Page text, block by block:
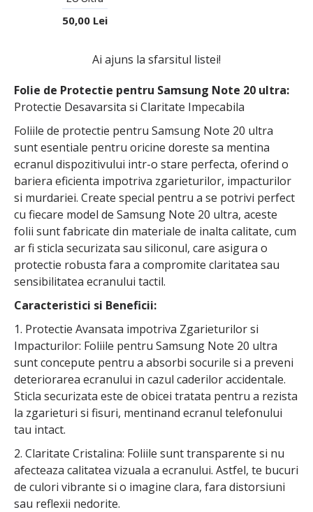
Folie de Protectie pentru Samsung Note 20 ultra:
Protectie Desavarsita si Claritate Impecabila
Foliile de protectie pentru Samsung Note 20 ultra
sunt esentiale pentru oricine doreste sa mentina
ecranul dispozitivului intr-o stare perfecta, oferind o
bariera eficienta impotriva zgarieturilor, impacturilor
si murdariei. Create special pentru a se potrivi perfect
cu fiecare model de Samsung Note 20 ultra, aceste
folii sunt fabricate din materiale de inalta calitate, cum
ar fi sticla securizata sau siliconul, care asigura o
protectie robusta fara a compromite claritatea sau
sensibilitatea ecranului tactil.
Caracteristici si Beneficii:
1. Protectie Avansata impotriva Zgarieturilor si
Impacturilor: Foliile pentru Samsung Note 20 ultra
sunt concepute pentru a absorbi socurile si a preveni
deteriorarea ecranului in cazul caderilor accidentale.
Sticla securizata este de obicei tratata pentru a rezista
la zgarieturi si fisuri, mentinand ecranul telefonului
tau intact.
2. Claritate Cristalina: Foliile sunt transparente si nu
afecteaza calitatea vizuala a ecranului. Astfel, te bucuri
de culori vibrante si o imagine clara, fara distorsiuni
sau reflexii nedorite.
50,00 Lei
Ai ajuns la sfarsitul listei!